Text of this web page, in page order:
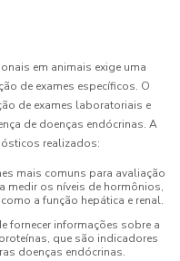
em animais exige uma
de exames específicos. O
de exames laboratoriais e
de doenças endócrinas. A
realizados:
mais comuns para avaliação
medir os níveis de hormônios,
a função hepática e renal.
fornecer informações sobre a
que são indicadores
doenças endócrinas.